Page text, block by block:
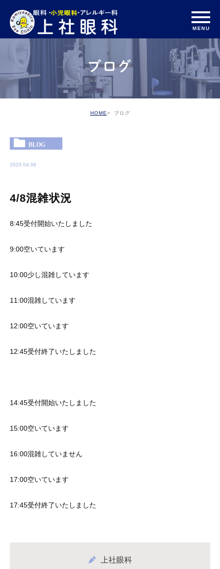
ブログ
HOME ブログ
BLOG
2025.04.08
4/8混雑状況
8:45受付開始いたしました
9:00空いています
10:00少し混雑しています
11:00混雑しています
12:00空いています
12:45受付終了いたしました
14:45受付開始いたしました
15:00空いています
16:00混雑していません
17:00空いています
17:45受付終了いたしました
上社眼科